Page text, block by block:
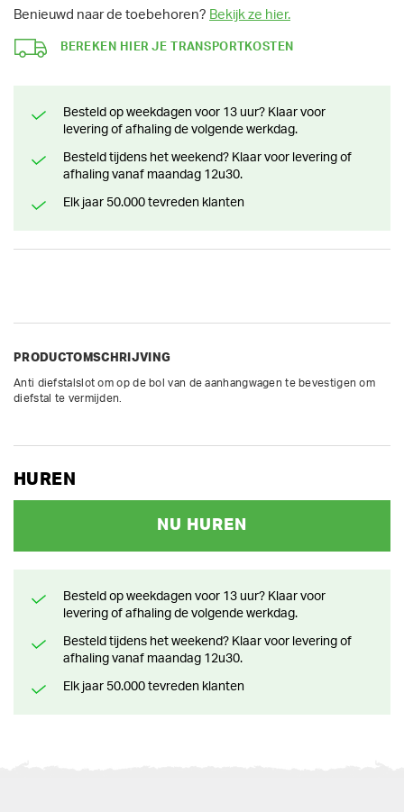
Benieuwd naar de toebehoren? Bekijk ze hier.
BEREKEN HIER JE TRANSPORTKOSTEN
Besteld op weekdagen voor 13 uur? Klaar voor
levering of afhaling de volgende werkdag.
Besteld tijdens het weekend? Klaar voor levering of
afhaling vanaf maandag 12u30.
Elk jaar 50.000 tevreden klanten
PRODUCTOMSCHRIJVING
Anti diefstalslot om op de bol van de aanhangwagen te bevestigen om
diefstal te vermijden.
HUREN
NU HUREN
Besteld op weekdagen voor 13 uur? Klaar voor
levering of afhaling de volgende werkdag.
Besteld tijdens het weekend? Klaar voor levering of
afhaling vanaf maandag 12u30.
Elk jaar 50.000 tevreden klanten